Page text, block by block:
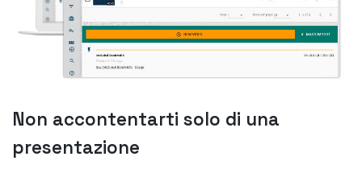
Non accontentarti solo di una
presentazione